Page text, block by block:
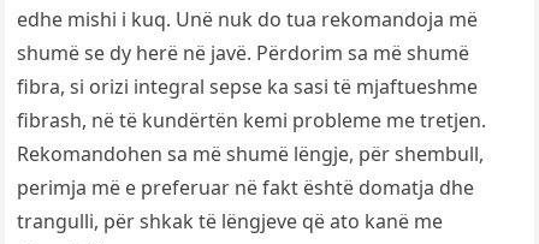
edhe mishi i kuq. Unë nuk do tua rekomandoja më
shumë se dy herë në javë. Përdorim sa më shumë
fibra, si orizi integral sepse ka sasi të mjaftueshme
fibrash, në të kundërtën kemi probleme me tretjen.
Rekomandohen sa më shumë lëngje, për shembull,
perimja më e preferuar në fakt është domatja dhe
trangulli, për shkak të lëngjeve që ato kanë me